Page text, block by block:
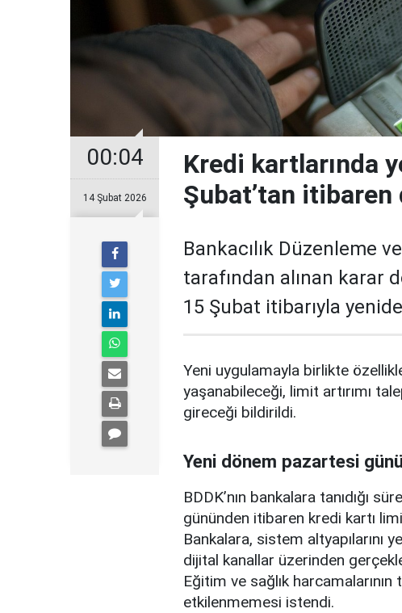
00:04
14 Şubat 2026
Kredi kartlarında
Şubat’tan
Bankacılık Düzenleme
tarafından alınan karar
15 Şubat itibarıyla
Yeni uygulamayla birlikte
yaşanabileceği, limit artırımı
gireceği bildirildi.
Yeni dönem pazartesi
BDDK’nın bankalara tanıdığı
gününden itibaren kredi kartı
Bankalara, sistem altyapılarını
dijital kanallar üzerinden
Eğitim ve sağlık
etkilenmemesi istendi.